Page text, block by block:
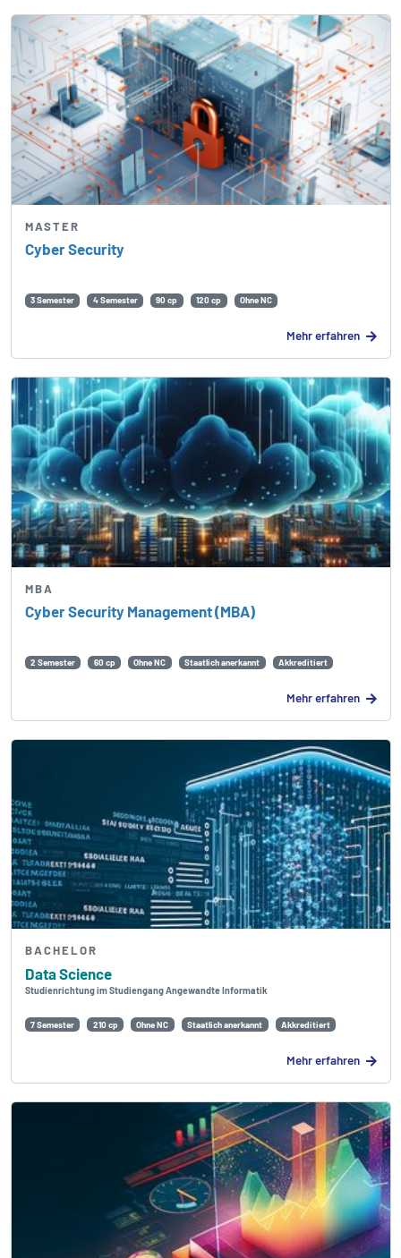
Cyber Security
MASTER
3 Semester 4 Semester 90 cp 120 cp Ohne NC
Mehr erfahren
Cyber Security Management (MBA)
MBA
2 Semester 60 cp Ohne NC Staatlich anerkannt Akkreditiert
Mehr erfahren
Data Science
Studienrichtung im Studiengang Angewandte Informatik
BACHELOR
7 Semester 210 cp Ohne NC Staatlich anerkannt Akkreditiert
Mehr erfahren